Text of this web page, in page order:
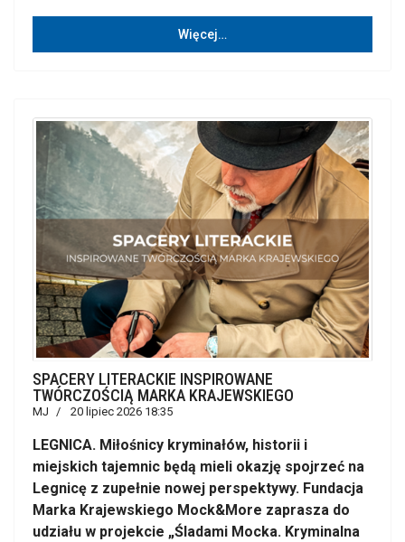
Więcej…
SPACERY LITERACKIE INSPIROWANE
TWÓRCZOŚCIĄ MARKA KRAJEWSKIEGO
MJ 20 lipiec 2026 18:35
LEGNICA. Miłośnicy kryminałów, historii i
miejskich tajemnic będą mieli okazję spojrzeć na
Legnicę z zupełnie nowej perspektywy. Fundacja
Marka Krajewskiego Mock&More zaprasza do
udziału w projekcie „Śladami Mocka. Kryminalna